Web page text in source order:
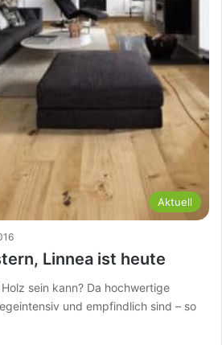
Aktuell
Linnea ist heute
sein kann? Da hochwertige
und empfindlich sind – so